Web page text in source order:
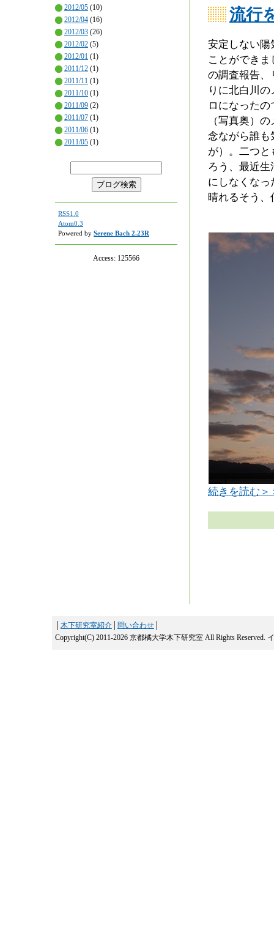
2012/05 (10)
2012/04 (16)
2012/03 (26)
2012/02 (5)
2012/01 (1)
2011/12 (1)
2011/11 (1)
2011/10 (1)
2011/09 (2)
2011/07 (1)
2011/06 (1)
2011/05 (1)
RSS1.0
Atom0.3
Powered by Serene Bach 2.23R
Access: 125566
流行
安定しない陽
ことができ
の調査報告
りに北白川
ロになった
（写真奥）
念ながら誰も
が）。二つ
ろう、最近
にしなくな
晴れるそう
続きを読む＞
木下研究室紹介 問い合わせ
Copyright(C) 2011-2026 京都橘大学木下研究室 All Rights Reserved.